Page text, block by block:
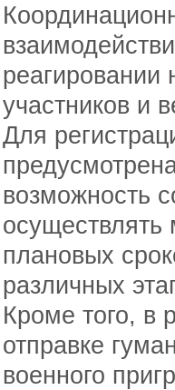
участников и
Для
возможность
плановых
различных
Кроме того, в
отправке
военного